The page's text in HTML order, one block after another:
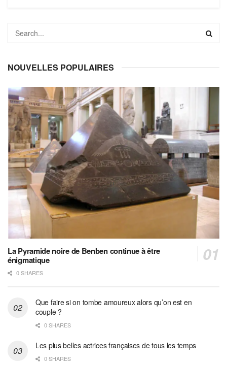
NOUVELLES POPULAIRES
La Pyramide noire de Benben continue à être
énigmatique
0 SHARES
Que faire si on tombe amoureux alors qu’on est en
couple ?
0 SHARES
Les plus belles actrices françaises de tous les temps
0 SHARES